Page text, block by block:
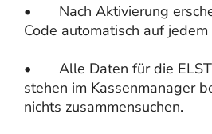
• Nach Aktivierung
Code automatisch auf jedem
• Alle Daten für die
stehen im Kassenmanager
nichts zusammensuchen.